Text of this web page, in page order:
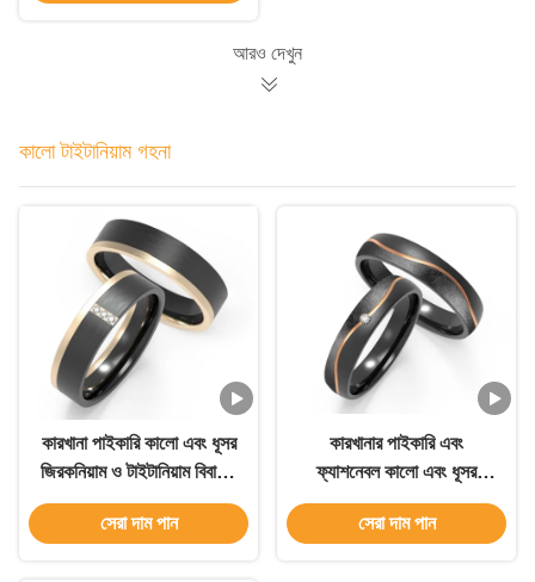
আরও দেখুন
কালো টাইটানিয়াম গহনা
কারখানা পাইকারি কালো এবং ধূসর
জিরকনিয়াম ও টাইটানিয়াম বিবাহের
আংটি এবং পুরুষের গয়না বিবর্ণতা
ছাড়াই পুরুষদের বিবাহের আংটি
সেরা দাম পান
কারখানার পাইকারি এবং
ফ্যাশনেবল কালো এবং ধূসর
জিরকোনিয়াম ও টাইটানিয়াম
বিবাহের ব্যান্ড এবং পুরুষদের গহনা,
সেরা দাম পান